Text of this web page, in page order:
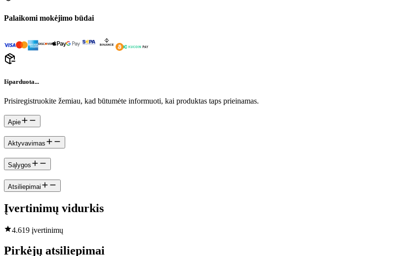
Palaikomi mokėjimo būdai
Išparduota...
Prisiregistruokite žemiau, kad būtumėte informuoti, kai produktas taps prieinamas.
Apie
Aktyvavimas
Sąlygos
Atsiliepimai
Įvertinimų vidurkis
4.619 įvertinimų
Pirkėjų atsiliepimai